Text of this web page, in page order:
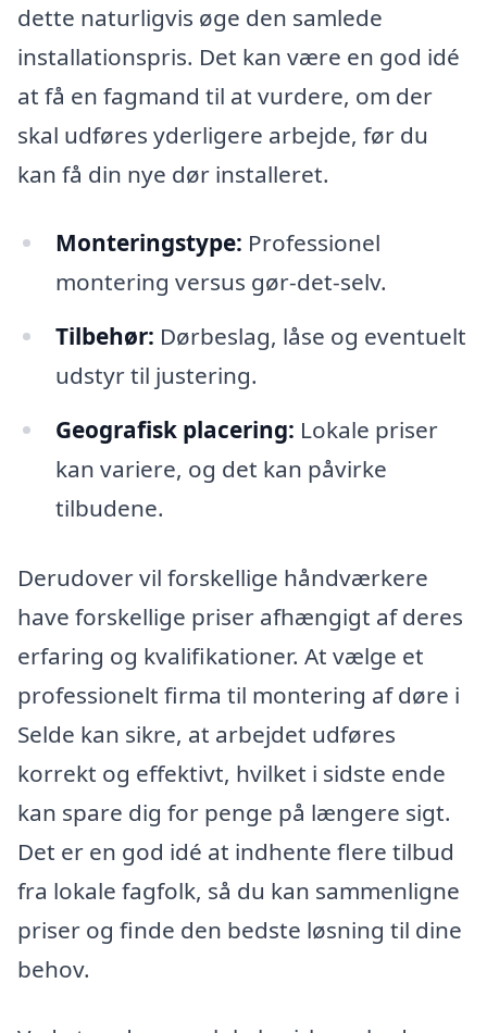
dette naturligvis øge den samlede
installationspris. Det kan være en god idé
at få en fagmand til at vurdere, om der
skal udføres yderligere arbejde, før du
kan få din nye dør installeret.
Monteringstype: Professionel
montering versus gør-det-selv.
Tilbehør: Dørbeslag, låse og eventuelt
udstyr til justering.
Geografisk placering: Lokale priser
kan variere, og det kan påvirke
tilbudene.
Derudover vil forskellige håndværkere
have forskellige priser afhængigt af deres
erfaring og kvalifikationer. At vælge et
professionelt firma til montering af døre i
Selde kan sikre, at arbejdet udføres
korrekt og effektivt, hvilket i sidste ende
kan spare dig for penge på længere sigt.
Det er en god idé at indhente flere tilbud
fra lokale fagfolk, så du kan sammenligne
priser og finde den bedste løsning til dine
behov.